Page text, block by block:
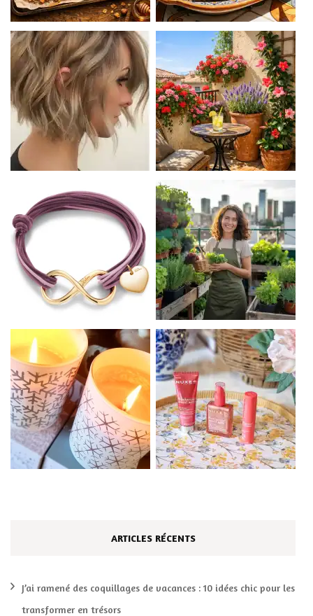
ARTICLES RÉCENTS
J’ai ramené des coquillages de vacances : 10 idées chic pour les
transformer en trésors